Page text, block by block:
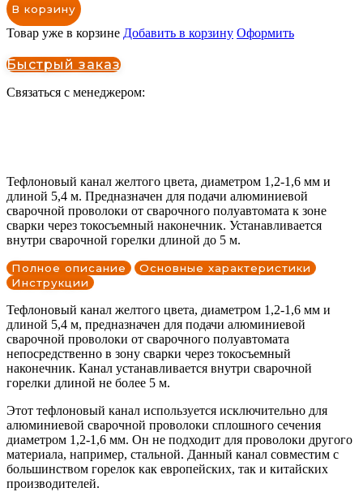
В корзину
Товар уже в корзине Добавить в корзину Оформить
Быстрый заказ
Связаться с менеджером:
Тефлоновый канал желтого цвета, диаметром 1,2-1,6 мм и
длиной 5,4 м. Предназначен для подачи алюминиевой
сварочной проволоки от сварочного полуавтомата к зоне
сварки через токосъемный наконечник. Устанавливается
внутри сварочной горелки длиной до 5 м.
Полное описание
Основные характеристики
Инструкции
Тефлоновый канал желтого цвета, диаметром 1,2-1,6 мм и
длиной 5,4 м, предназначен для подачи алюминиевой
сварочной проволоки от сварочного полуавтомата
непосредственно в зону сварки через токосъемный
наконечник. Канал устанавливается внутри сварочной
горелки длиной не более 5 м.
Этот тефлоновый канал используется исключительно для
алюминиевой сварочной проволоки сплошного сечения
диаметром 1,2-1,6 мм. Он не подходит для проволоки другого
материала, например, стальной. Данный канал совместим с
большинством горелок как европейских, так и китайских
производителей.